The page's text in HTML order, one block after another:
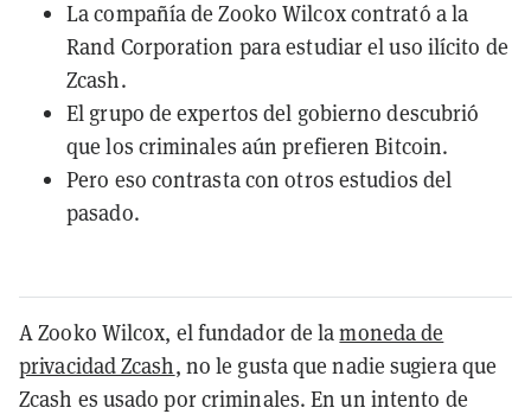
La compañía de Zooko Wilcox contrató a la
Rand Corporation para estudiar el uso ilícito de
Zcash.
El grupo de expertos del gobierno descubrió
que los criminales aún prefieren Bitcoin.
Pero eso contrasta con otros estudios del
pasado.
A Zooko Wilcox, el fundador de lamoneda de
privacidad Zcash, no le gusta que nadie sugiera que
Zcash es usado por criminales. En un intento de